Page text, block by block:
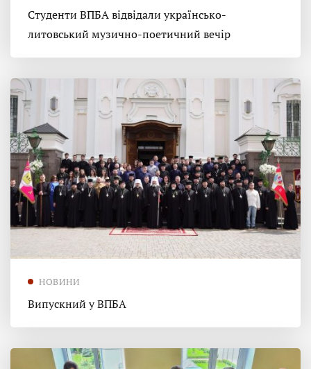
Студенти ВПБА відвідали українсько-
литовський музично-поетичний вечір
НОВИНИ
Випускний у ВПБА